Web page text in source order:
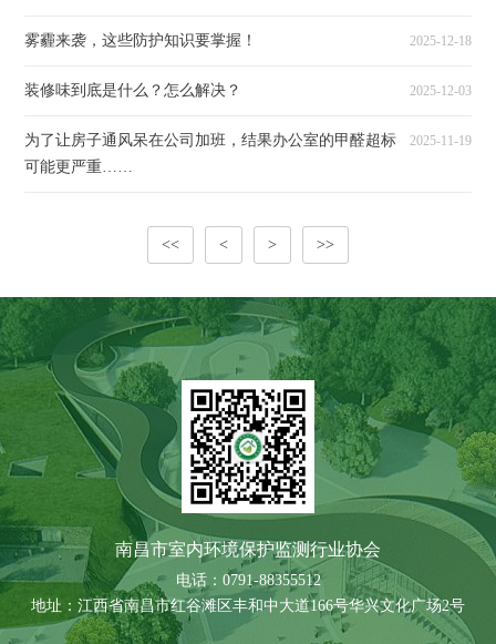
雾霾来袭，这些防护知识要掌握！ 2025-12-18
装修味到底是什么？怎么解决？ 2025-12-03
为了让房子通风呆在公司加班，结果办公室的甲醛超标
可能更严重……
2025-11-19
<< < > >>
南昌市室内环境保护监测行业协会
电话：0791-88355512
地址：江西省南昌市红谷滩区丰和中大道166号华兴文化广场2号
楼10层